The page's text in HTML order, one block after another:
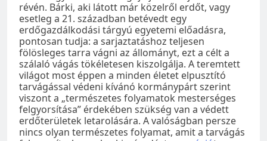
révén. Bárki, aki látott már közelről erdőt, vagy
esetleg a 21. században betévedt egy
erdőgazdálkodási tárgyú egyetemi előadásra,
pontosan tudja: a sarjaztatáshoz teljesen
fölösleges tarra vágni az állományt, ezt a célt a
szálaló vágás tökéletesen kiszolgálja. A teremtett
világot most éppen a minden életet elpusztító
tarvágással védeni kívánó kormánypárt szerint
viszont a „természetes folyamatok mesterséges
felgyorsítása” érdekében szükség van a védett
erdőterületek letarolására. A valóságban persze
nincs olyan természetes folyamat, amit a tarvágás